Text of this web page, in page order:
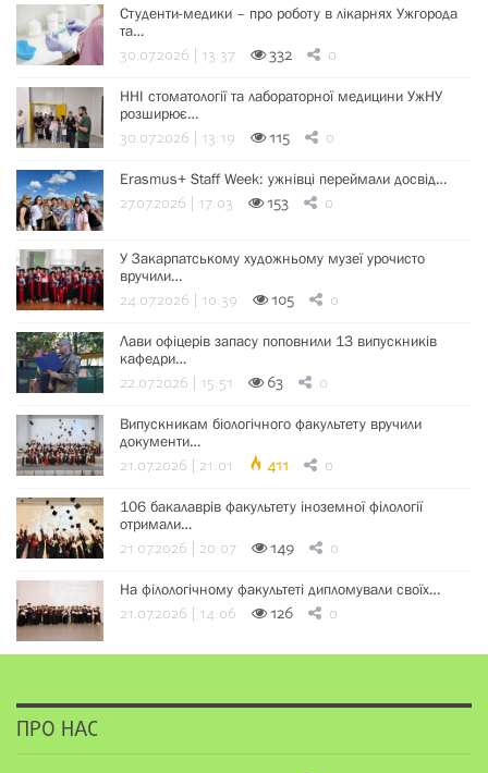
Студенти-медики – про роботу в лікарнях Ужгорода
та…
30.07.2026 | 13:37 332 0
ННІ стоматології та лабораторної медицини УжНУ
розширює…
30.07.2026 | 13:19 115 0
Erasmus+ Staff Week: ужнівці переймали досвід…
27.07.2026 | 17:03 153 0
У Закарпатському художньому музеї урочисто
вручили…
24.07.2026 | 10:39 105 0
Лави офіцерів запасу поповнили 13 випускників
кафедри…
22.07.2026 | 15:51 63 0
Випускникам біологічного факультету вручили
документи…
21.07.2026 | 21:01 411 0
106 бакалаврів факультету іноземної філології
отримали…
21.07.2026 | 20:07 149 0
На філологічному факультеті дипломували своїх…
21.07.2026 | 14:06 126 0
ПРО НАС